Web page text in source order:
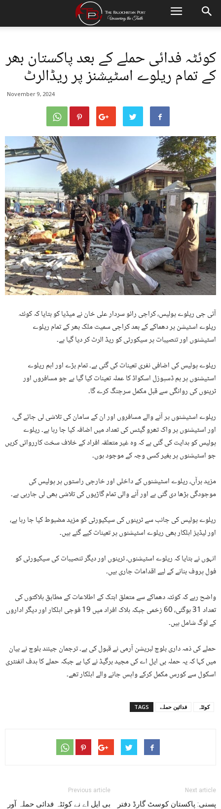
کوئٹہ فدائی حملے کے بعد پاکستان بھر
کے تمام ریلوے اسٹیشنز پر ریڈالرٹ
November 9, 2024
آئی جی ریلوے پولیس، کراچی رائو سردار علی خان نے میڈیا کو بتایا کہ کوئٹہ
ریلوے اسٹیشن پر دھماکے کے بعد کراچی سمیت ملک بھر کے تمام ریلوے
اسٹیشنوں اور تنصیبات پر سیکورٹی کو ریڈ الرٹ کر دیا گیا ہے۔
ریلوے پولیس کی اضافی نفری تعینات کی گئی ہے۔ تمام بڑے اور اہم ریلوے
اسٹیشنوں پر بم ڈسپوزل اسکواڈ کا عملہ تعینات کیا گیا ہے جو مسافروں اور
ٹرینوں کی روانگی سے قبل مکمل سرچنگ کرے گا۔
ریلوے اسٹیشنوں پر آنے والے مسافروں اور ان کے سامان کی تلاشی لی جائے گی،
اور اسٹیشنوں پر واک تھرو گیٹس کی تعداد میں اضافہ کیا جا رہا ہے۔ ریلوے
پولیس کو ہدایت کی گئی ہے کہ وہ غیر متعلقہ افراد کے خلاف سخت کارروائی کریں
جو اسٹیشنوں پر بغیر کسی وجہ کے موجود ہوں۔
مزید برآں، ریلوے اسٹیشنوں کے داخلی اور خارجی راستوں پر پولیس کی
موجودگی بڑھا دی گئی ہے اور آنے والی تمام گاڑیوں کی تلاشی بھی لی جارہی ہے۔
ریلوے پولیس کی جانب سے ٹرینوں کی سیکیورٹی کو مزید مضبوط کیا جا رہا ہے،
اور لیڈیز اہلکار بھی ریلوے اسٹیشنوں پر تعینات کیے گئے ہیں۔
انہوں نے بتایا کہ ریلوے اسٹیشنوں، ٹرینوں اور دیگر تنصیبات کی سیکیورٹی کو
فول پروف بنانے کے لیے اقدامات جاری ہیں۔
واضح رہے کہ کوئٹہ دھماکے سے متعلق ابتک کے اطلاعات کے مطابق ہلاکتوں کی
تعداد 31 ہوگئی، 60 زخمی جبکہ ہلاک افراد میں 19 فوجی اہلکار اور دیگر اداروں
کے لوگ شامل ہیں۔
حملے کی ذمہ داری بلوچ لبریشن آرمی نے قبول کی ہے۔ ترجمان جیئند بلوچ نے بیان
میں کہا کہ یہ حملہ بی ایل اے کی مجید برگیڈ نے کیا ہے جبکہ حملے کا ہدف انفنٹری
اسکول سے کورس مکمل کرکے واپس جانے والے اہلکار تھے۔
TAGS فدائین حملے کوئٹہ
Previous article
بی ایل اے نے کوئٹہ فدائی حملہ آور
Next article
پسنی: پاکستان کوسٹ گارڈ دفتر